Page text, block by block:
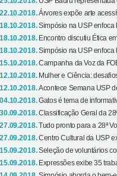
22.10.2018.Árvores expõe arte
18.10.2018.Simpósio na USP enfoca
18.10.2018. Encontro discutiu Ética
18.10.2018.Simpósio na USP enfoca
15.10.2018.Campanha da Voz da
12.10.2018. Mulher e Ciência:
12.10.2018.Acontece Semana USP
04.10.2018.Gatos é tema de
30.09.2018.Classificação Geral da
27.09.2018.Tudo pronto para a 28ª
27.09.2018.Centro Cultural da USP
15.09.2018.Seleção de voluntários
15.09.2018. Expressões exibe 35